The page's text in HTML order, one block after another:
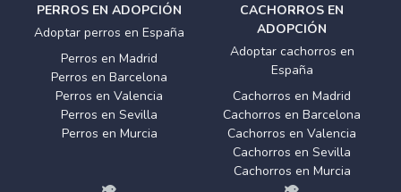
PERROS EN ADOPCIÓN
Adoptar perros en España
Perros en Madrid
Perros en Barcelona
Perros en Valencia
Perros en Sevilla
Perros en Murcia
CACHORROS EN
ADOPCIÓN
Adoptar cachorros en
España
Cachorros en Madrid
Cachorros en Barcelona
Cachorros en Valencia
Cachorros en Sevilla
Cachorros en Murcia